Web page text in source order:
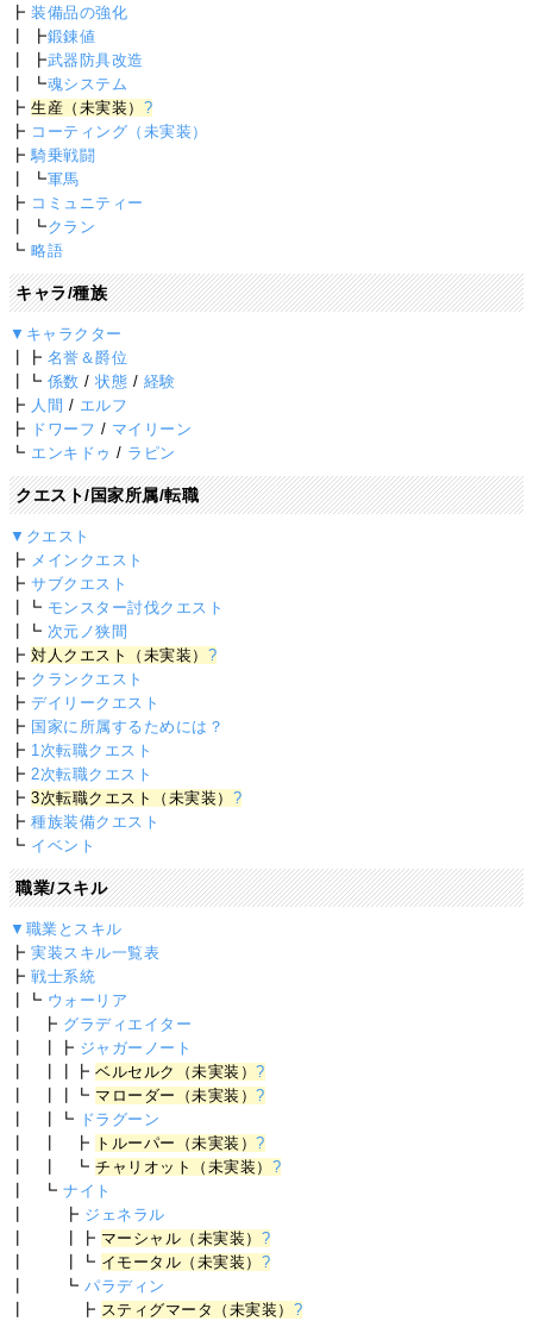
┣装備品の強化
┃ ┣鍛錬値
┃ ┣武器防具改造
┃ ┗魂システム
┣生産（未実装） ?
┣ コーティング（未実装）
┣騎乗戦闘
┃ ┗軍馬
┣ コミュニティー
┃ ┗クラン
┗略語
キャラ/種族
▼キャラクター
┃┣ 名誉＆爵位
┃┗ 係数 /状態 / 経験
┣ 人間 / エルフ
┣ ドワーフ / マイリーン
┗ エンキドゥ / ラピン
クエスト/国家所属/転職
▼クエスト
┣ メインクエスト
┣サブクエスト
┃┗ モンスター討伐クエスト
┃┗ 次元ノ狭間
┣対人クエスト（未実装） ?
┣ クランクエスト
┣デイリークエスト
┣ 国家に所属するためには？
┣ 1次転職クエスト
┣2次転職クエスト
┣3次転職クエスト（未実装） ?
┣種族装備クエスト
┗ イベント
職業/スキル
▼職業とスキル
┣実装スキル一覧表
┣戦士系統
┃┗ ウォーリア
┃ ┣ グラディエイター
┃ ┃┣ ジャガーノート
┃ ┃┃┣ベルセルク（未実装）?
┃ ┃┃┗ マローダー（未実装）?
┃ ┃┗ ドラグーン
┃ ┃ ┣ トルーパー（未実装）?
┃ ┃ ┗チャリオット（未実装） ?
┃ ┗ナイト
┃ ┣ ジェネラル
┃ ┃┣ マーシャル（未実装） ?
┃ ┃┗ イモータル（未実装） ?
┃ ┗パラディン
┃ ┣ スティグマータ（未実装） ?